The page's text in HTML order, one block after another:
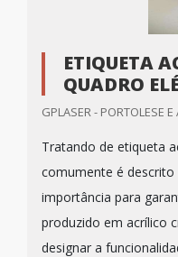
ETIQUETA
QUADRO
GPLASER - PORTOLESE
Tratando de etiqueta
comumente é
importância para
produzido em acrílico
designar a